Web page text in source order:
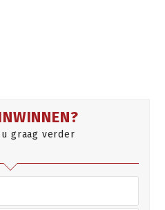
graag verder